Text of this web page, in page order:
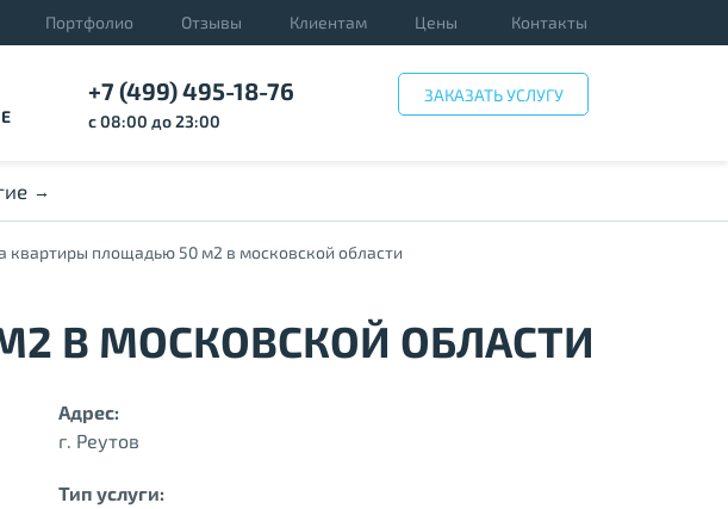
Портфолио Отзывы Клиентам Цены Контакты
+7 (499) 495-18-76
с 08:00 до 23:00
ЗАКАЗАТЬ УСЛУГУ
квартиры площадью 50 м2 в московской области
В МОСКОВСКОЙ ОБЛАСТИ
Адрес:
г. Реутов
Тип услуги: